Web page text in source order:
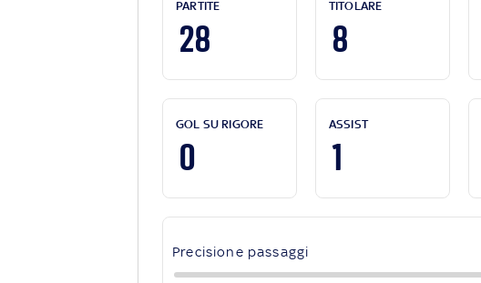
PARTITE
28
TITOLARE
8
GOL SU RIGORE
0
ASSIST
1
Precisione passaggi